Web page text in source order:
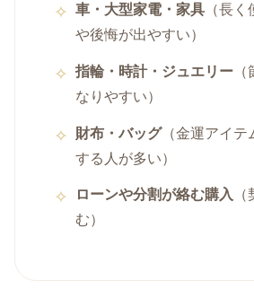
車・大型家電・家具 （長
や後悔が出やすい）
指輪・時計・ジュエリー
なりやすい）
財布・バッグ（金運アイテ
する人が多い）
ローンや分割が絡む購入
む）